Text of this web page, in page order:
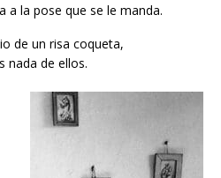
a la pose que se le manda.
de un risa coqueta,
nada de ellos.